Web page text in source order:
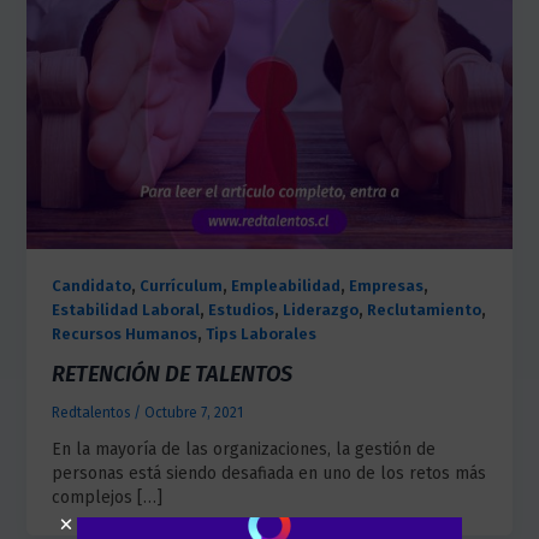
Candidato, Currículum, Empleabilidad, Empresas,
Estabilidad Laboral, Estudios, Liderazgo, Reclutamiento,
Recursos Humanos, Tips Laborales
RETENCIÓN DE TALENTOS
Redtalentos / Octubre 7, 2021
En la mayoría de las organizaciones, la gestión de
personas está siendo desafiada en uno de los retos más
complejos […]